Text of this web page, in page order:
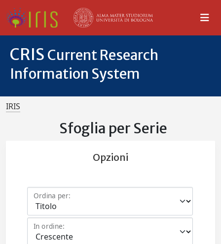
CRIS Current Research
Information System
IRIS
Sfoglia per Serie
Opzioni
Ordina per:
In ordine: